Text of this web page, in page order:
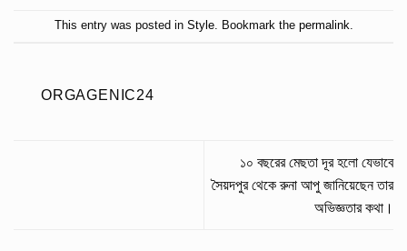
This entry was posted in Style. Bookmark the permalink.
ORGAGENIC24
১০ বছরের মেছতা দূর হলো যেভাবে
সৈয়দপুর থেকে রুনা আপু জানিয়েছেন তার
অভিজ্ঞতার কথা।